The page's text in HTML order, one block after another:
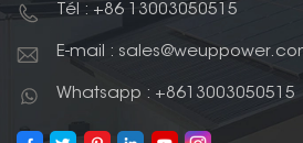
Tél : +86 13003050515
E-mail :
Whatsapp : +8613003050515